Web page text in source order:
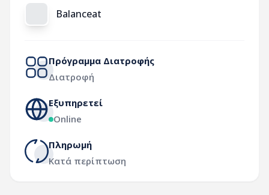
Balanceat
Πρόγραμμα Διατροφής
Διατροφή
Εξυπηρετεί
Online
Πληρωμή
Κατά περίπτωση